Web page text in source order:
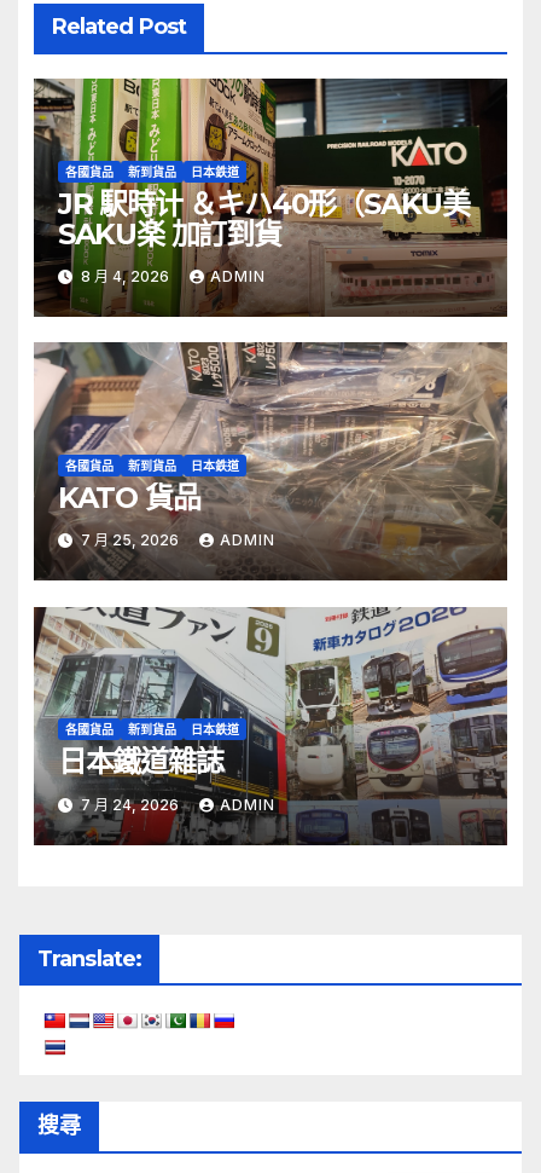
Related Post
各國貨品 新到貨品 日本鉄道
JR 駅時计 ＆キハ40形（SAKU美
SAKU楽 加訂到貨
8 月 4, 2026 ADMIN
各國貨品 新到貨品 日本鉄道
KATO 貨品
7 月 25, 2026 ADMIN
各國貨品 新到貨品 日本鉄道
日本鐵道雜誌
7 月 24, 2026 ADMIN
Translate:
搜尋